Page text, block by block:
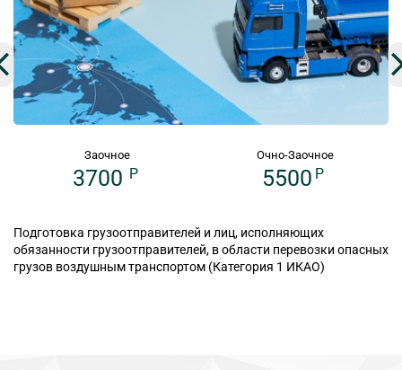
Заочное
3700 P
Очно-Заочное
5500 P
Подготовка грузоотправителей и лиц, исполняющих
обязанности грузоотправителей, в области перевозки опасных
грузов воздушным транспортом (Категория 1 ИКАО)